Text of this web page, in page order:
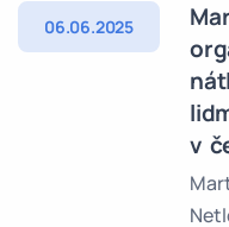
06.06.2025
v